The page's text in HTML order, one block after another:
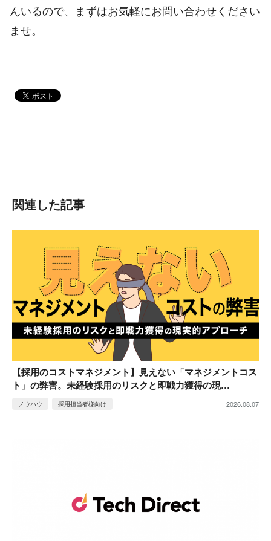
んいるので、まずはお気軽にお問い合わせください
ませ。
関連した記事
【採用のコストマネジメント】見えない「マネジメントコス
ト」の弊害。未経験採用のリスクと即戦力獲得の現…
ノウハウ 採用担当者様向け 2026.08.07